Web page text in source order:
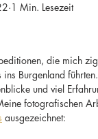
1 Min. Lesezeit
die mich
Burgenland
und viel
fotografischen
ausgezeichnet: